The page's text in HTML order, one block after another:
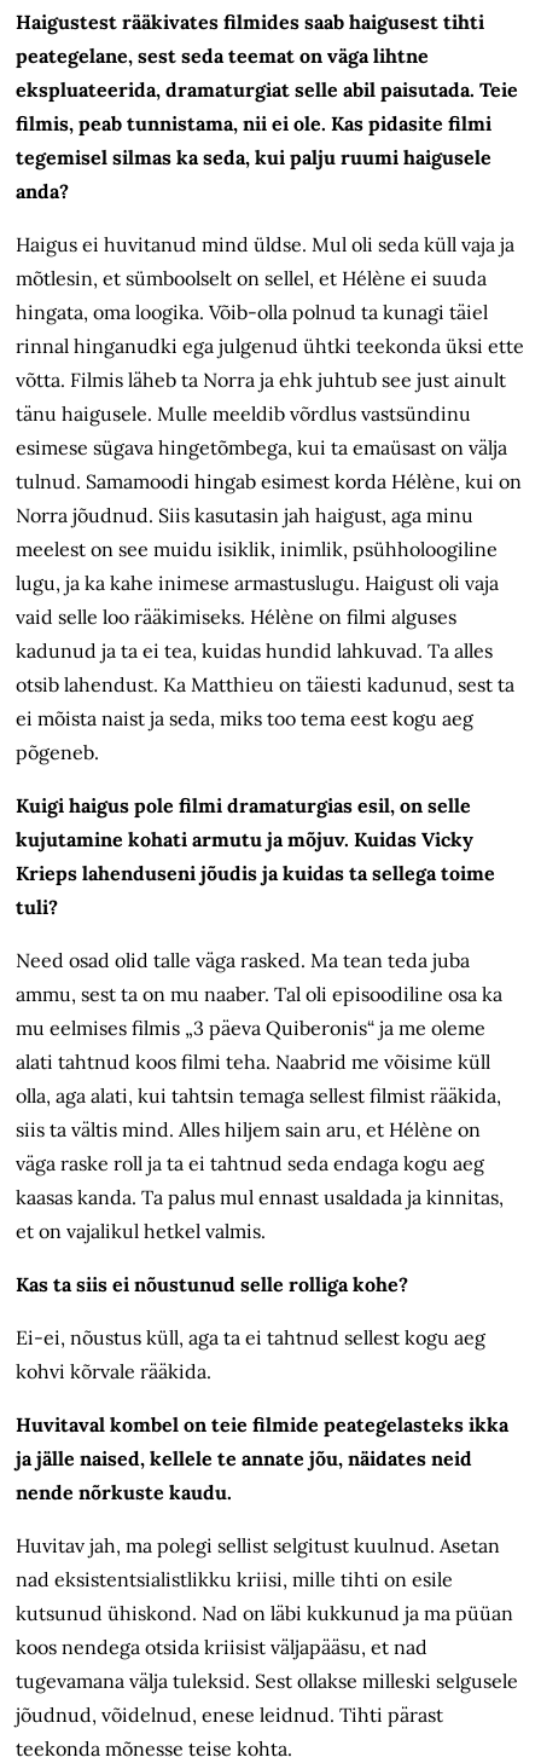
Haigustest rääkivates filmides saab haigusest tihti
peategelane, sest seda teemat on väga lihtne
ekspluateerida, dramaturgiat selle abil paisutada. Teie
filmis, peab tunnistama, nii ei ole. Kas pidasite filmi
tegemisel silmas ka seda, kui palju ruumi haigusele
anda?
Haigus ei huvitanud mind üldse. Mul oli seda küll vaja ja
mõtlesin, et sümboolselt on sellel, et Hélène ei suuda
hingata, oma loogika. Võib-olla polnud ta kunagi täiel
rinnal hinganudki ega julgenud ühtki teekonda üksi ette
võtta. Filmis läheb ta Norra ja ehk juhtub see just ainult
tänu haigusele. Mulle meeldib võrdlus vastsündinu
esimese sügava hingetõmbega, kui ta emaüsast on välja
tulnud. Samamoodi hingab esimest korda Hélène, kui on
Norra jõudnud. Siis kasutasin jah haigust, aga minu
meelest on see muidu isiklik, inimlik, psühholoogiline
lugu, ja ka kahe inimese armastuslugu. Haigust oli vaja
vaid selle loo rääkimiseks. Hélène on filmi alguses
kadunud ja ta ei tea, kuidas hundid lahkuvad. Ta alles
otsib lahendust. Ka Matthieu on täiesti kadunud, sest ta
ei mõista naist ja seda, miks too tema eest kogu aeg
põgeneb.
Kuigi haigus pole filmi dramaturgias esil, on selle
kujutamine kohati armutu ja mõjuv. Kuidas Vicky
Krieps lahenduseni jõudis ja kuidas ta sellega toime
tuli?
Need osad olid talle väga rasked. Ma tean teda juba
ammu, sest ta on mu naaber. Tal oli episoodiline osa ka
mu eelmises filmis „3 päeva Quiberonis“ ja me oleme
alati tahtnud koos filmi teha. Naabrid me võisime küll
olla, aga alati, kui tahtsin temaga sellest filmist rääkida,
siis ta vältis mind. Alles hiljem sain aru, et Hélène on
väga raske roll ja ta ei tahtnud seda endaga kogu aeg
kaasas kanda. Ta palus mul ennast usaldada ja kinnitas,
et on vajalikul hetkel valmis.
Kas ta siis ei nõustunud selle rolliga kohe?
Ei-ei, nõustus küll, aga ta ei tahtnud sellest kogu aeg
kohvi kõrvale rääkida.
Huvitaval kombel on teie filmide peategelasteks ikka
ja jälle naised, kellele te annate jõu, näidates neid
nende nõrkuste kaudu.
Huvitav jah, ma polegi sellist selgitust kuulnud. Asetan
nad eksistentsialistlikku kriisi, mille tihti on esile
kutsunud ühiskond. Nad on läbi kukkunud ja ma püüan
koos nendega otsida kriisist väljapääsu, et nad
tugevamana välja tuleksid. Sest ollakse milleski selgusele
jõudnud, võidelnud, enese leidnud. Tihti pärast
teekonda mõnesse teise kohta.